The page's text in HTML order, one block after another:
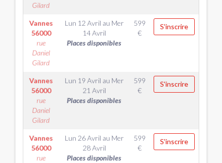
Gilard
Vannes
56000
rue
Daniel
Gilard
Lun 12 Avril au Mer
14 Avril
Places disponibles
599
€
S'inscrire
Vannes
56000
rue
Daniel
Gilard
Lun 19 Avril au Mer
21 Avril
Places disponibles
599
€
S'inscrire
Vannes
56000
rue
Lun 26 Avril au Mer
28 Avril
Places disponibles
599
€
S'inscrire